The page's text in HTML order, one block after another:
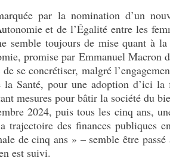
par la nomination d’un
et de l’Égalité entre les
semble toujours de mise quant à
promise par Emmanuel Macron
se concrétiser, malgré
la Santé, pour une adoption d’ici
mesures pour bâtir la société du
2024, puis tous les cinq ans,
des finances publiques
de cinq ans » – semble être
est suivi.